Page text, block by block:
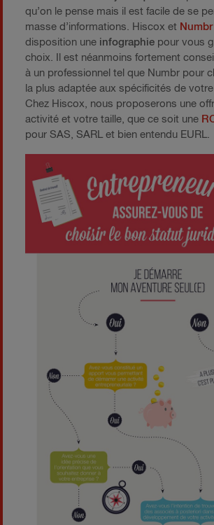
qu’on le pense mais il est facile de se
masse d’informations. Hiscox et Numbr
disposition une infographie pour vous
choix. Il est néanmoins fortement
à un professionnel tel que Numbr pour
la plus adaptée aux spécificités de votre
Chez Hiscox, nous proposerons une
activité et votre taille, que ce soit une
pour SAS, SARL et bien entendu EURL.